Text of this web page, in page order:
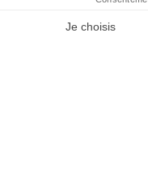
© 2007-